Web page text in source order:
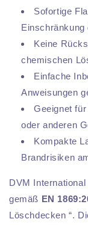
Sofortige
Keine
chemischen
Einfache
Anweisungen
Geeignet
oder anderen
Kompakte
Brandrisiken
DVM
gemäß EN
Löschdecken “.